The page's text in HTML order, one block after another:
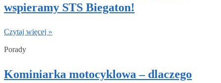
wspieramy STS Biegaton!
Czytaj więcej »
Porady
Kominiarka motocyklowa – dlaczego